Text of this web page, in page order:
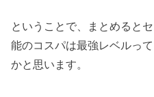
ということで、まとめると
能のコスパは最強レベルっ
かと思います。